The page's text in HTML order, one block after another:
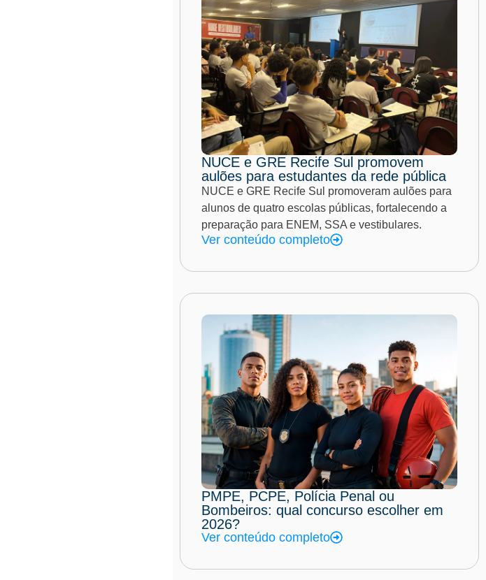
NUCE e GRE Recife Sul promovem
aulões para estudantes da rede pública
NUCE e GRE Recife Sul promoveram aulões para
alunos de quatro escolas públicas, fortalecendo a
preparação para ENEM, SSA e vestibulares.
Ver conteúdo completo
PMPE, PCPE, Polícia Penal ou
Bombeiros: qual concurso escolher em
2026?
Ver conteúdo completo